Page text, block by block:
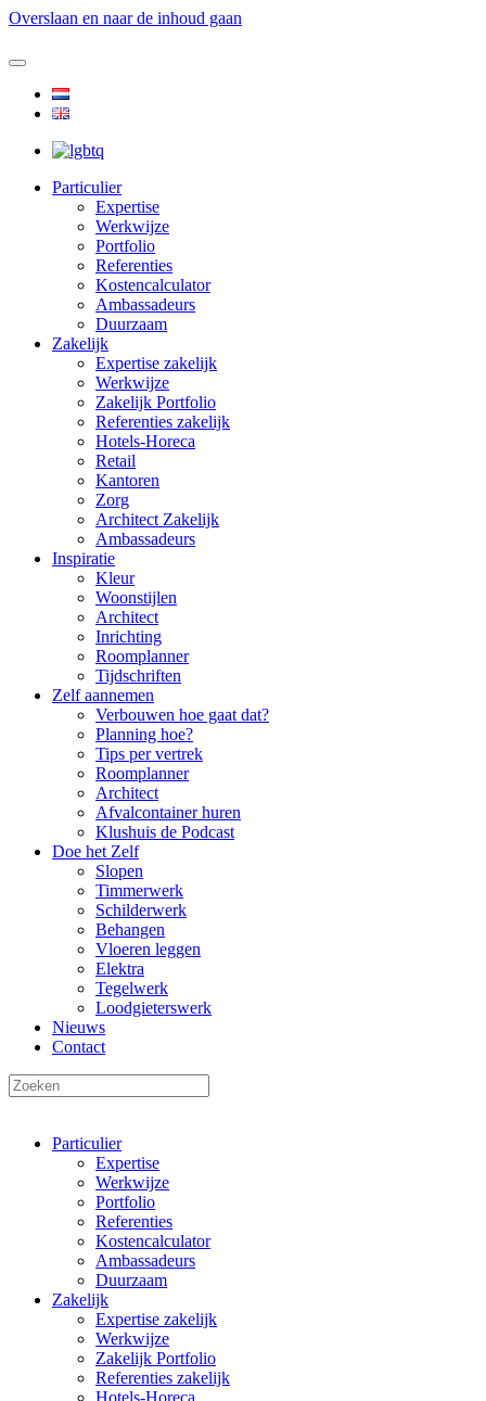
Overslaan en naar de inhoud gaan
Particulier
Expertise
Werkwijze
Portfolio
Referenties
Kostencalculator
Ambassadeurs
Duurzaam
Zakelijk
Expertise zakelijk
Werkwijze
Zakelijk Portfolio
Referenties zakelijk
Hotels-Horeca
Retail
Kantoren
Zorg
Architect Zakelijk
Ambassadeurs
Inspiratie
Kleur
Woonstijlen
Architect
Inrichting
Roomplanner
Tijdschriften
Zelf aannemen
Verbouwen hoe gaat dat?
Planning hoe?
Tips per vertrek
Roomplanner
Architect
Afvalcontainer huren
Klushuis de Podcast
Doe het Zelf
Slopen
Timmerwerk
Schilderwerk
Behangen
Vloeren leggen
Elektra
Tegelwerk
Loodgieterswerk
Nieuws
Contact
Particulier
Expertise
Werkwijze
Portfolio
Referenties
Kostencalculator
Ambassadeurs
Duurzaam
Zakelijk
Expertise zakelijk
Werkwijze
Zakelijk Portfolio
Referenties zakelijk
Hotels-Horeca